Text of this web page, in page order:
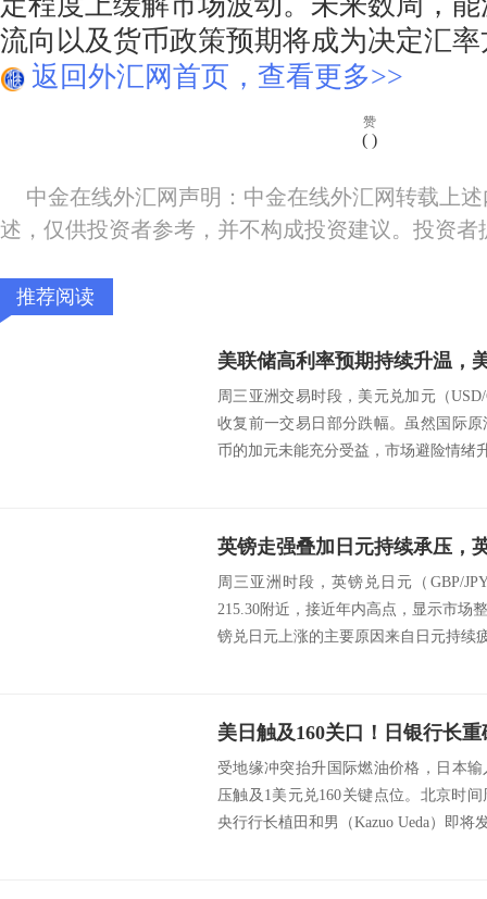
流向以及货币政策预期将成为决定汇
返回外汇网首页，查看更多>>
赞
( )
中金在线外汇网声明：中金在线外汇网转载上
述，仅供投资者参考，并不构成投资建议。投资
推荐阅读
周三亚洲交易时段，美元兑加元（
收复前一交易日部分跌幅。虽然国际
币的加元未能充分受益，市场避险情绪
英镑走强叠加日元持续承压，
周三亚洲时段，英镑兑日元（GBP/
215.30附近，接近年内高点，显示市场
镑兑日元上涨的主要原因来自日元持续
受地缘冲突抬升国际燃油价格，日本
压触及1美元兑160关键点位。北京时
央行行长植田和男（Kazuo Ueda）即将